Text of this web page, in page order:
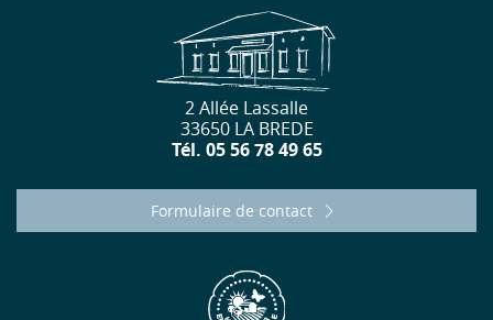
2 Allée Lassalle
33650 LA BREDE
Tél. 05 56 78 49 65
Formulaire de contact